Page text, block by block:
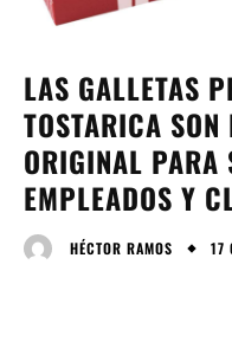
LAS GALLETAS
TOSTARICA
ORIGINAL PARA
EMPLEADOS Y
HÉCTOR RAMOS 17